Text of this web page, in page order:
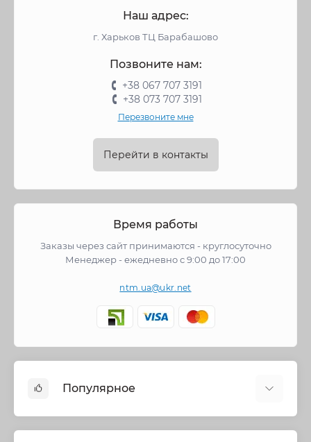
Наш адрес:
г. Харьков ТЦ Барабашово
Позвоните нам:
+38 067 707 3191
+38 073 707 3191
Перезвоните мне
Перейти в контакты
Время работы
Заказы через сайт принимаются - круглосуточно
Менеджер - ежедневно с 9:00 до 17:00
ntm.ua@ukr.net
Популярное